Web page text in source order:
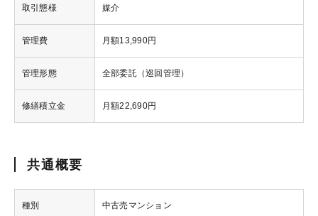
取引態様 媒介
管理費 月額13,990円
管理形態 全部委託（巡回管理）
修繕積立金 月額22,690円
共通概要
種別 中古売マンション